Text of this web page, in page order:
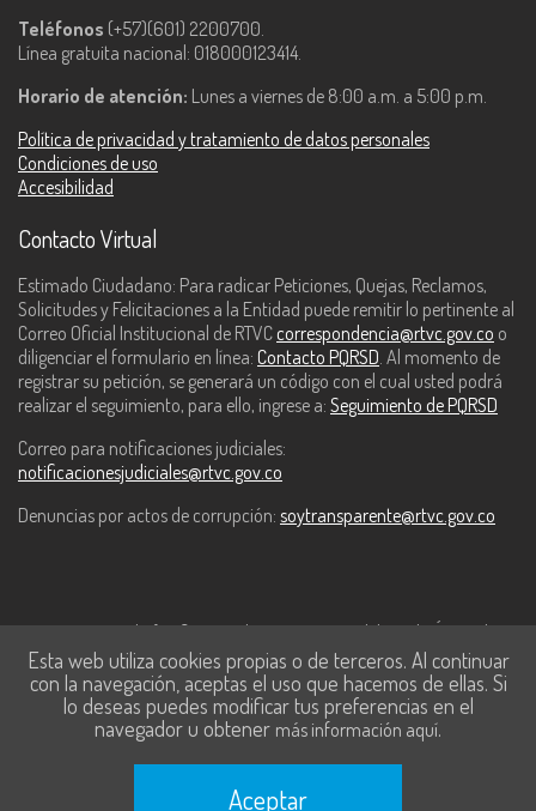
Teléfonos (+57)(601) 2200700.
Línea gratuita nacional: 018000123414.
Horario de atención: Lunes a viernes de 8:00 a.m. a 5:00 p.m.
Política de privacidad y tratamiento de datos personales
Condiciones de uso
Accesibilidad
Contacto Virtual
Estimado Ciudadano: Para radicar Peticiones, Quejas, Reclamos,
Solicitudes y Felicitaciones a la Entidad puede remitir lo pertinente al
Correo Oficial Institucional de RTVC correspondencia@rtvc.gov.co o
diligenciar el formulario en línea: Contacto PQRSD. Al momento de
registrar su petición, se generará un código con el cual usted podrá
realizar el seguimiento, para ello, ingrese a: Seguimiento de PQRSD
Correo para notificaciones judiciales:
notificacionesjudiciales@rtvc.gov.co
Denuncias por actos de corrupción: soytransparente@rtvc.gov.co
Este contenido fue financiado con recursos del Fondo Único de
Tecnologías de la Información y las Comunicaciones de MinTic.
Esta web utiliza cookies propias o de terceros. Al continuar
con la navegación, aceptas el uso que hacemos de ellas. Si
lo deseas puedes modificar tus preferencias en el
navegador u obtener más información aquí.
Aceptar